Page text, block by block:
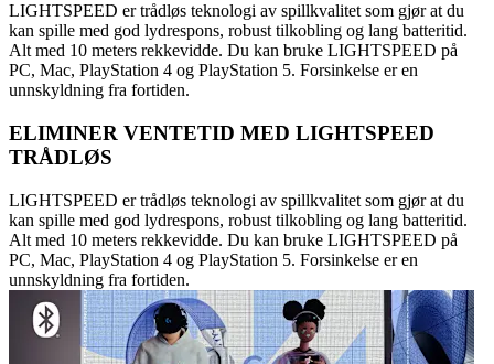
LIGHTSPEED er trådløs teknologi av spillkvalitet som gjør at du
kan spille med god lydrespons, robust tilkobling og lang batteritid.
Alt med 10 meters rekkevidde. Du kan bruke LIGHTSPEED på
PC, Mac, PlayStation 4 og PlayStation 5. Forsinkelse er en
unnskyldning fra fortiden.
ELIMINER VENTETID MED LIGHTSPEED
TRÅDLØS
LIGHTSPEED er trådløs teknologi av spillkvalitet som gjør at du
kan spille med god lydrespons, robust tilkobling og lang batteritid.
Alt med 10 meters rekkevidde. Du kan bruke LIGHTSPEED på
PC, Mac, PlayStation 4 og PlayStation 5. Forsinkelse er en
unnskyldning fra fortiden.